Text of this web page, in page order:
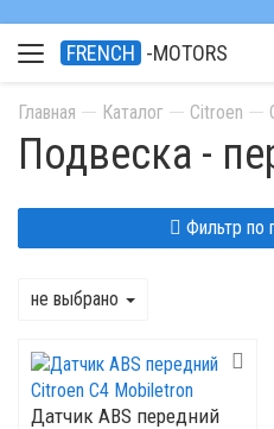
FRENCH -MOTORS
Главная Каталог Citroen
Подвеска -
Фильтр по
не выбрано
Датчик ABS передний